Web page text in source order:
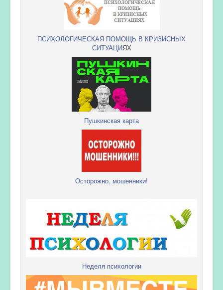
ПСИХОЛОГИЧЕСКАЯ ПОМОЩЬ В КРИЗИСНЫХ
СИТУАЦИЯХ
Пушкинская карта
Осторожно, мошенники!
Неделя психологии